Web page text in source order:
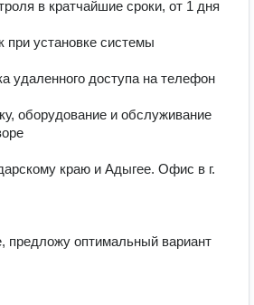
в кратчайшие сроки, от 1 дня
удаленного доступа на телефон
оборудование и обслуживание
краю и Адыгее. Офис в г.